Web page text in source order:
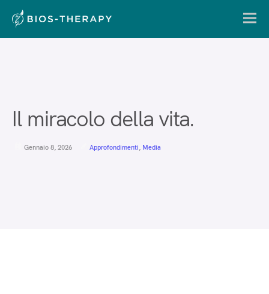
Il miracolo della vita.
Gennaio 8, 2026 Approfondimenti, Media